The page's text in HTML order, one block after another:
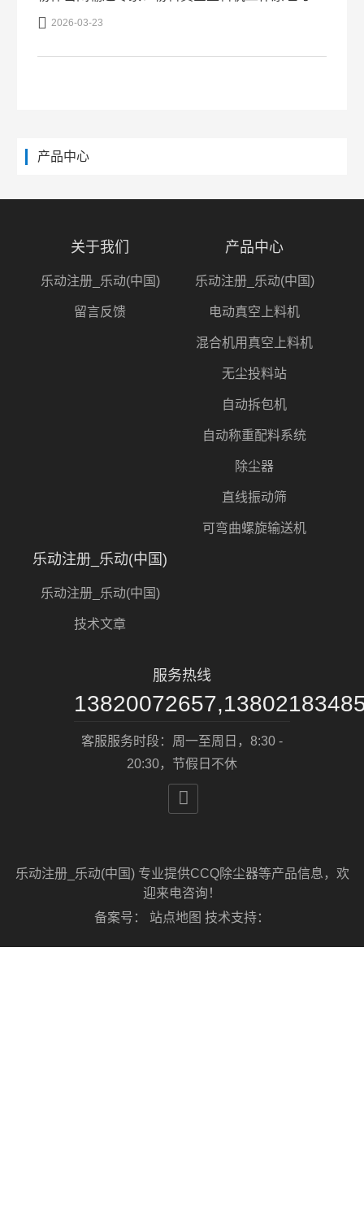
 2026-03-23
产品中心
关于我们
乐动注册_乐动(中国)
留言反馈
产品中心
乐动注册_乐动(中国)
电动真空上料机
混合机用真空上料机
无尘投料站
自动拆包机
自动称重配料系统
除尘器
直线振动筛
可弯曲螺旋输送机
乐动注册_乐动(中国)
乐动注册_乐动(中国)
技术文章
服务热线
客服服务时段：周一至周日，8:30 -
20:30，节假日不休

乐动注册_乐动(中国) 专业提供CCQ除尘器等产品信息，欢
迎来电咨询！
备案号： 站点地图 技术支持：